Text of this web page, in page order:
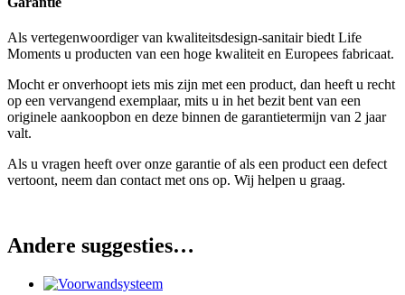
Als vertegenwoordiger van kwaliteitsdesign-sanitair biedt Life
Moments u producten van een hoge kwaliteit en Europees fabricaat.
Mocht er onverhoopt iets mis zijn met een product, dan heeft u recht
op een vervangend exemplaar, mits u in het bezit bent van een
originele aankoopbon en deze binnen de garantietermijn van 2 jaar
valt.
Als u vragen heeft over onze garantie of als een product een defect
vertoont, neem dan contact met ons op. Wij helpen u graag.
Andere suggesties…